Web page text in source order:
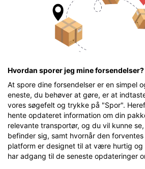
Hvordan sporer jeg mine forsendelser?
At spore dine forsendelser er en simpel
eneste, du behøver at gøre, er at
vores søgefelt og trykke på "Spor".
hente opdateret information om din
relevante transportør, og du vil kunne
befinder sig, samt hvornår den forventes
platform er designet til at være hurtig og
har adgang til de seneste opdateringer